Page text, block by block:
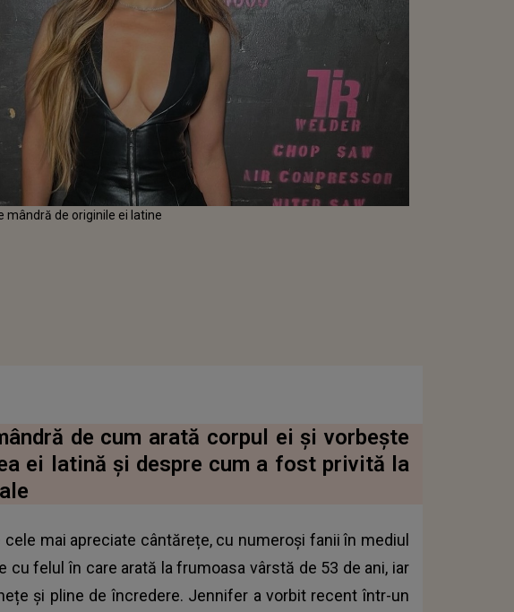
mândră de originile ei latine
de cum arată corpul ei și vorbește
ei latină și despre cum a fost privită la
mai apreciate cântărețe, cu numeroși fanii în mediul
cu felul în care arată la frumoasa vârstă de 53 de ani, iar
și pline de încredere. Jennifer a vorbit recent într-un